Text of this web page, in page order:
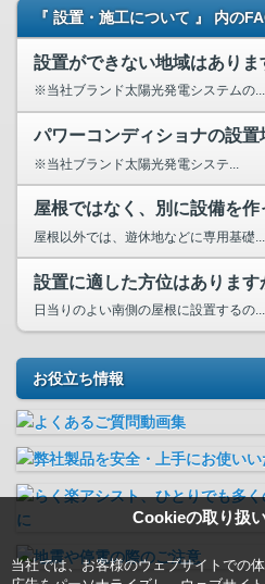
Cookieの取り扱
当社では、お客様のウェブサイトでの
『 設置・施工について 』 内の
設置ができない地域はありま
※当社ブランド太陽光発電システムの...
※当社ブランド太陽光発電システ...
屋根以外では、遊休地などに専用基礎...
設置に適した方位はあります
日当りのよい南側の屋根に設置するの...
お役立ち情報